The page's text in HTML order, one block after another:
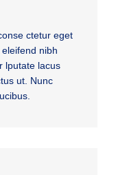
ctetur eget
nibh
lputate lacus
ut. Nunc